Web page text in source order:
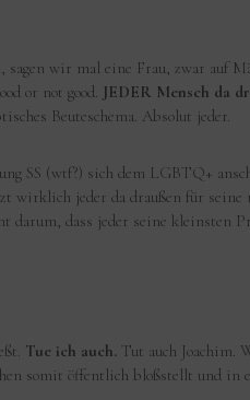
sagen wir mal eine Frau, zwar auf
or not good. JEDER Mensch da
Beuteschema. Absolut jeder.
SS (wtf?) sich dem LGBTQ+
wirklich jeder da draußen für seine
darum, dass jeder seine kleinsten
Tue ich auch. Tut auch Joachim.
somit öffentlich bloßstellt und in